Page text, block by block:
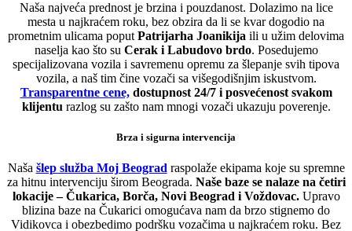
Naša najveća prednost je brzina i pouzdanost. Dolazimo na lice
mesta u najkraćem roku, bez obzira da li se kvar dogodio na
prometnim ulicama poput Patrijarha Joanikija ili u užim delovima
naselja kao što su Cerak i Labudovo brdo. Posedujemo
specijalizovana vozila i savremenu opremu za šlepanje svih tipova
vozila, a naš tim čine vozači sa višegodišnjim iskustvom.
Transparentne cene,dostupnost 24/7 i posvećenost svakom
klijentu razlog su zašto nam mnogi vozači ukazuju poverenje.
Brza i sigurna intervencija
Naša šlep služba Moj Beograd raspolaže ekipama koje su spremne
za hitnu intervenciju širom Beograda. Naše baze se nalaze na četiri
lokacije – Čukarica, Borča, Novi Beograd i Voždovac.Upravo
blizina baze na Čukarici omogućava nam da brzo stignemo do
Vidikovca i obezbedimo podršku vozačima u najkraćem roku. Bez